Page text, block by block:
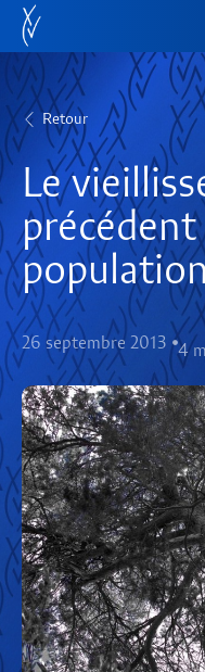
Retour
Le
précédent
26 septembre 2013 4